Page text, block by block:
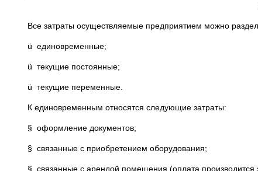
Все затраты осуществляемые предприятием можно
ü единовременные;
ü текущие постоянные;
ü текущие переменные.
К единовременным относятся следующие затраты:
§ оформление документов;
§ связанные с приобретением оборудования;
§ связанные с арендой помещения (оплата производится